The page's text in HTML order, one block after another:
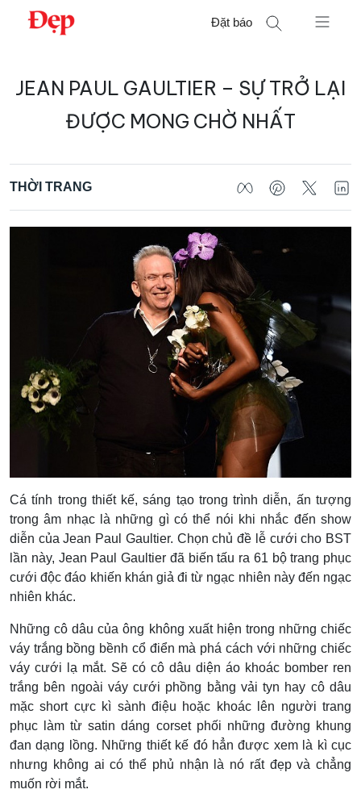
Chuyển
Đặt báo
kiếm
JEAN PAUL GAULTIER – SỰ TRỞ LẠI
ĐƯỢC MONG CHỜ NHẤT
THỜI TRANG
Cá tính trong thiết kế, sáng tạo trong trình diễn, ấn tượng
trong âm nhạc là những gì có thể nói khi nhắc đến show
diễn của Jean Paul Gaultier. Chọn chủ đề lễ cưới cho BST
lần này, Jean Paul Gaultier đã biến tấu ra 61 bộ trang phục
cưới độc đáo khiến khán giả đi từ ngạc nhiên này đến ngạc
nhiên khác.
Những cô dâu của ông không xuất hiện trong những chiếc
váy trắng bồng bềnh cổ điển mà phá cách với những chiếc
váy cưới lạ mắt. Sẽ có cô dâu diện áo khoác bomber ren
trắng bên ngoài váy cưới phồng bằng vải tyn hay cô dâu
mặc short cực kì sành điệu hoặc khoác lên người trang
phục làm từ satin dáng corset phối những đường khung
đan dạng lồng. Những thiết kế đó hẳn được xem là kì cục
nhưng không ai có thể phủ nhận là nó rất đẹp và chẳng
muốn rời mắt.